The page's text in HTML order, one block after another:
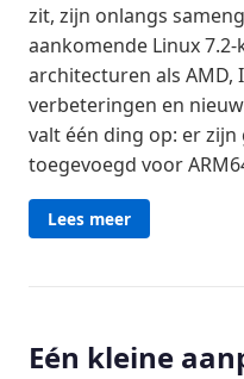
zit, zijn onlangs
aankomende Linux
architecturen als AMD,
verbeteringen en
valt één ding op: er
toegevoegd voor
Lees meer
Eén kleine